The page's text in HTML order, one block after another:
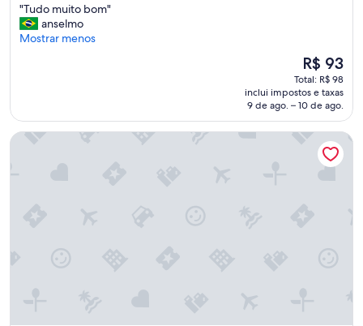
10,
Boa,
(1.491
"
T
u
t
"Tudo muito bom"
anselmo
Mostrar menos
O
preço
é
de
R$ 93
R$ 93
Total: R$ 98
inclui impostos e taxas
9 de ago. – 10 de ago.
Bourbon Hotel & Suítes Curitiba